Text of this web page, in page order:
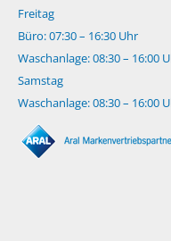
Freitag
Büro: 07:30 – 16:30 Uhr
Waschanlage: 08:30 – 16:00
Samstag
Waschanlage: 08:30 – 16:00